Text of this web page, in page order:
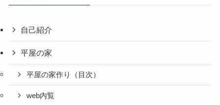
自己紹介
平屋の家
平屋の家作り（目次）
web内覧